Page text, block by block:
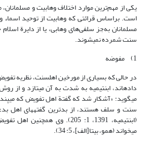
یکی از مهم‌ترین موارد اختلاف وهابیت و
است. براساس قرائتی که وهابیت از توحید
مسلمانان به‌جز سلفی‌های وهابی، یا از دایرة
سنت شمرده نمی‏شوند.
1) مفوضه
در حالی که بسیاری از مورخین اهل‏سنت، نظریه
داده‏اند، ابن‏تیمیه به شدت به آن می‏تازد و از
می‏گوید: «آشکار شد که گفتة اهل تفویض که
سنت و سلف هستند، از بدترین گفته‏های اهل
(ابن‏تیمیه، 1391، 1: 205). وی
می‏خواند (همو، بی‏تا[الف]، 5: 34).